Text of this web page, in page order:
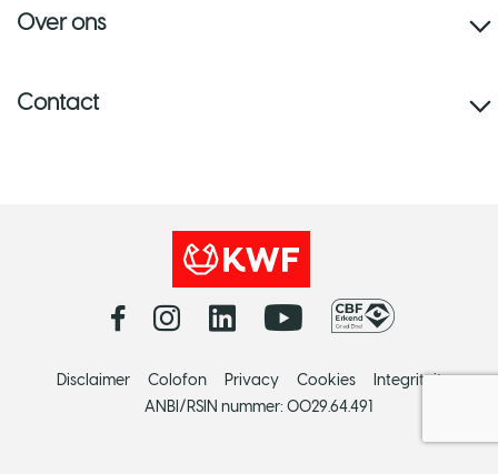
Over ons
Contact
Disclaimer Colofon Privacy Cookies
Integriteit
ANBI/RSIN nummer: 0029.64.491